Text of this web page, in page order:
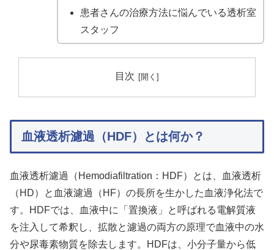
患者さんの治療方法に悩んでいる透析室
スタッフ
目次
血液透析濾過（HDF）とは何か？
血液透析濾過（Hemodiafiltration：HDF）とは、血液透析
（HD）と血液濾過（HF）の長所を生かした血液浄化法で
す。HDFでは、血液中に「置換液」と呼ばれる電解質液
を注入して希釈し、拡散と濾過の両方の原理で血液中の水
分や尿毒素物質を除去します。HDFは、小分子量から低